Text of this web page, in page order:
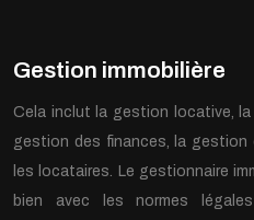
Gestion immobilière
Cela inclut la gestion locative,
gestion des finances, la
les locataires. Le gestionnaire
bien avec les normes